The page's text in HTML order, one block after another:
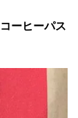
コーヒーパス